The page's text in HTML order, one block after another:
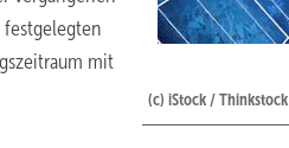
(c) iStock / Thinkstock
mit